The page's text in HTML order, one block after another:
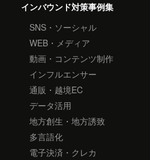
インバウンド対策事例集
SNS・ソーシャル
WEB・メディア
動画・コンテンツ制作
インフルエンサー
通販・越境EC
データ活用
地方創生・地方誘致
多言語化
電子決済・クレカ